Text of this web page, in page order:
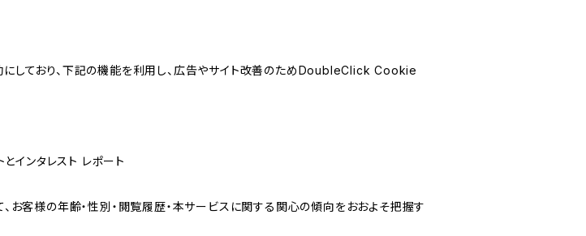
しており、下記の機能を利用し、広告やサイト改善のためDoubleClick Cookie
インタレスト レポート
客様の年齢・性別・閲覧履歴・本サービスに関する関心の傾向をおおよそ把握す